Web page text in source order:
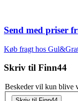
Send med priser
Køb fragt hos
Skriv til Finn44
Beskeder vil kun blive